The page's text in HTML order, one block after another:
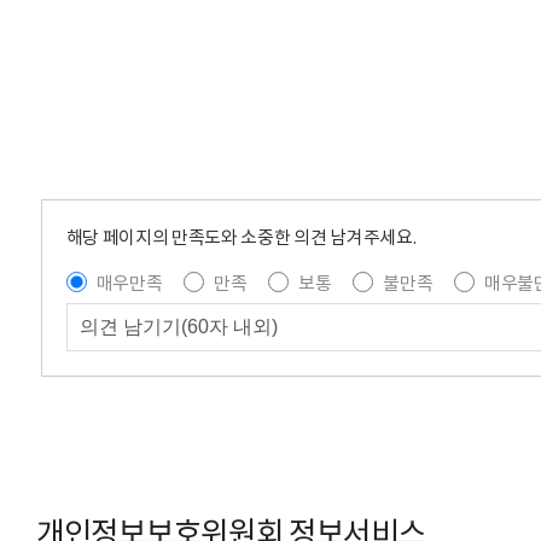
해당 페이지의 만족도와 소중한 의견 남겨주세요.
매우만족
만족 보통 불만족
매우불